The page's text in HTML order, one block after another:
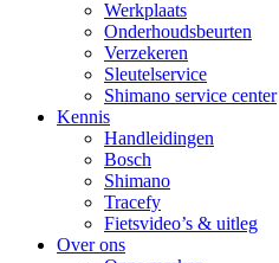
Werkplaats
Onderhoudsbeurten
Verzekeren
Sleutelservice
Shimano service center
Kennis
Handleidingen
Bosch
Shimano
Tracefy
Fietsvideo’s & uitleg
Over ons